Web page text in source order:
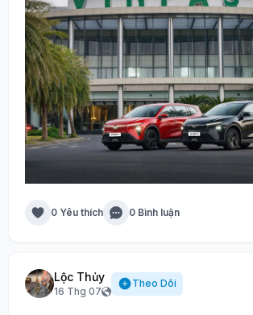
0 Yêu thích 0 Bình luận
Lộc Thủy
16 Thg 07
Theo Dõi